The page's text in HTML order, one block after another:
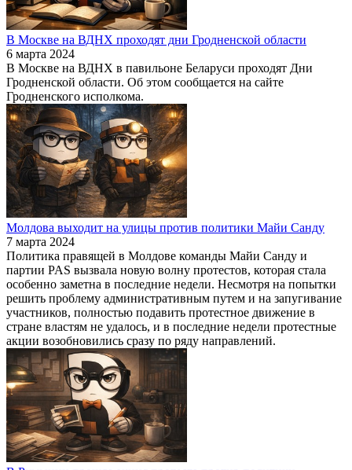
В Москве на ВДНХ проходят дни Гродненской области
6 марта 2024
В Москве на ВДНХ в павильоне Беларуси проходят Дни
Гродненской области. Об этом сообщается на сайте
Гродненского исполкома.
Молдова выходит на улицы против политики Майи Санду
7 марта 2024
Политика правящей в Молдове команды Майи Санду и
партии PAS вызвала новую волну протестов, которая стала
особенно заметна в последние недели. Несмотря на попытки
решить проблему административным путем и на запугивание
участников, полностью подавить протестное движение в
стране властям не удалось, и в последние недели протестные
акции возобновились сразу по ряду направлений.